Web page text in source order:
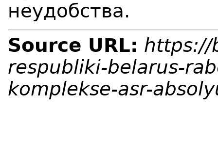
неудобства.
Source URL: https://
respubliki-belarus-
komplekse-asr-